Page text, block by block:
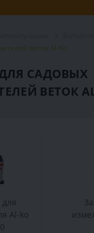
веток Al-Ko
САДОВЫХ
ВЕТОК
Al-ko